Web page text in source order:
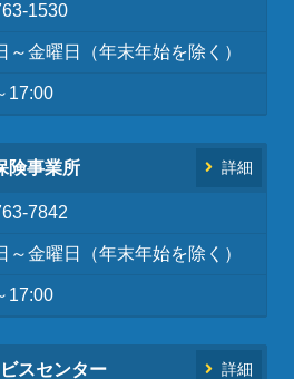
1530
～金曜日（年末年始を除く）
17:00
険事業所 詳細
7842
～金曜日（年末年始を除く）
17:00
スセンター 詳細